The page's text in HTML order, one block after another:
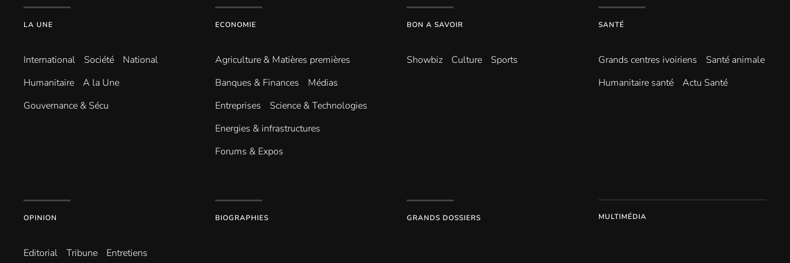
LA UNE
International Société
National
Humanitaire
A la Une
Gouvernance & Sécu
ECONOMIE
Agriculture & Matières premières
Banques & Finances
Médias
Entreprises
Science & Technologies
Energies & infrastructures
Forums & Expos
BON A SAVOIR
Showbiz Culture Sports
SANTÉ
Grands centres ivoiriens
Santé animale
Humanitaire santé
Actu Santé
OPINION
Editorial Tribune Entretiens
BIOGRAPHIES GRANDS DOSSIERS MULTIMÉDIA